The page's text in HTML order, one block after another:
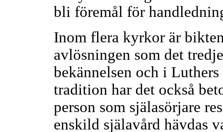
bli föremål för
Inom flera kyrkor är
avlösningen som det
bekännelsen och i
tradition har det också
person som själasörjare
enskild själavård hävdas